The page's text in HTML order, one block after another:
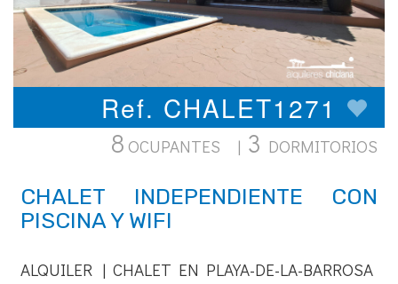
Ref. CHALET1271
8 OCUPANTES | 3 DORMITORIOS
CHALET INDEPENDIENTE CON
PISCINA Y WIFI
ALQUILER | CHALET EN PLAYA-DE-LA-BARROSA